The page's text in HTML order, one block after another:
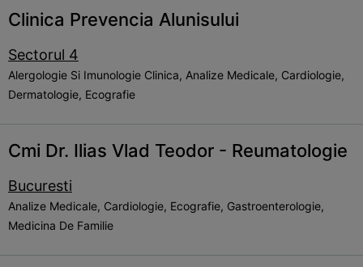
Clinica Prevencia Alunisului
Sectorul 4
Alergologie Si Imunologie Clinica, Analize Medicale, Cardiologie,
Dermatologie, Ecografie
Cmi Dr. Ilias Vlad Teodor - Reumatologie
Bucuresti
Analize Medicale, Cardiologie, Ecografie, Gastroenterologie,
Medicina De Familie